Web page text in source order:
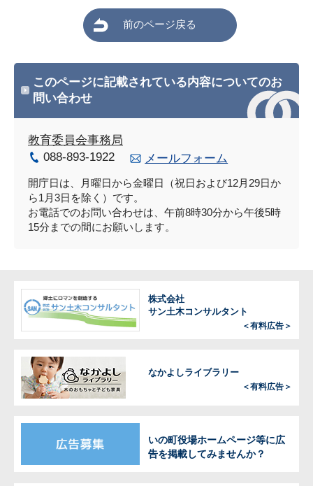
前のページ戻る
このページに記載されている内容についてのお
問い合わせ
教育委員会事務局
088-893-1922
メールフォーム
開庁日は、月曜日から金曜日（祝日および12月29日か
ら1月3日を除く）です。
お電話でのお問い合わせは、午前8時30分から午後5時
15分までの間にお願いします。
株式会社
サン土木コンサルタント
＜有料広告＞
なかよしライブラリー
＜有料広告＞
いの町役場ホームページ等に広
告を掲載してみませんか？